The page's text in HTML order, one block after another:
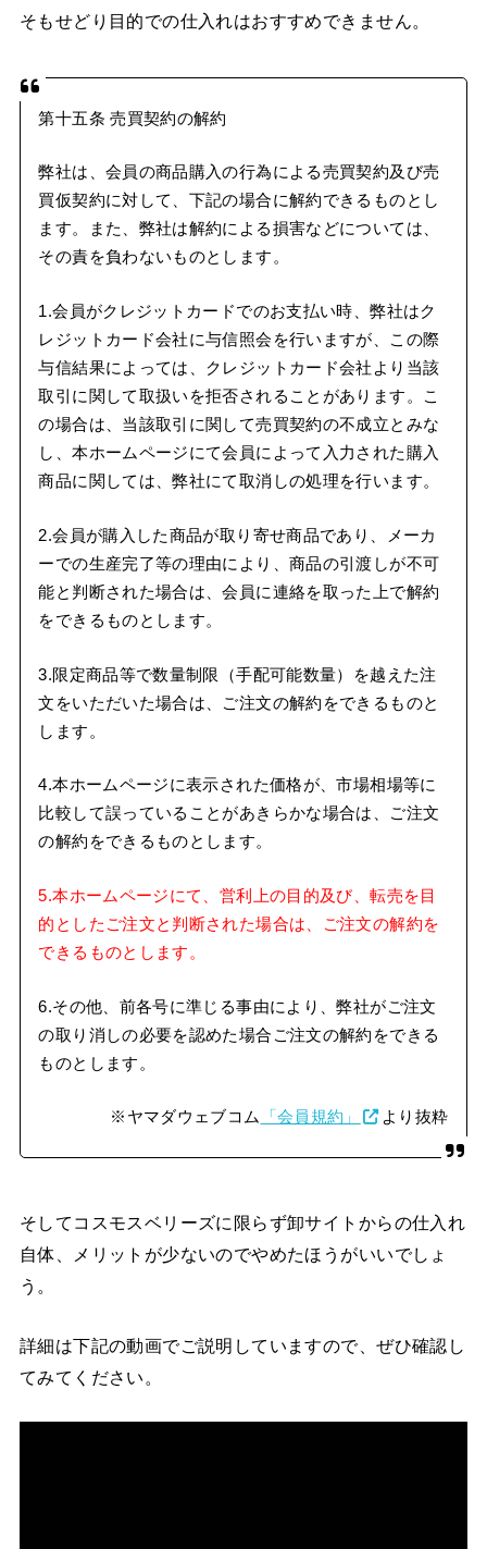
そもせどり目的での仕入れはおすすめできません。
第十五条 売買契約の解約
弊社は、会員の商品購入の行為による売買契約及び売
買仮契約に対して、下記の場合に解約できるものとし
ます。また、弊社は解約による損害などについては、
その責を負わないものとします。
1.会員がクレジットカードでのお支払い時、弊社はク
レジットカード会社に与信照会を行いますが、この際
与信結果によっては、クレジットカード会社より当該
取引に関して取扱いを拒否されることがあります。こ
の場合は、当該取引に関して売買契約の不成立とみな
し、本ホームページにて会員によって入力された購入
商品に関しては、弊社にて取消しの処理を行います。
2.会員が購入した商品が取り寄せ商品であり、メーカ
ーでの生産完了等の理由により、商品の引渡しが不可
能と判断された場合は、会員に連絡を取った上で解約
をできるものとします。
3.限定商品等で数量制限（手配可能数量）を越えた注
文をいただいた場合は、ご注文の解約をできるものと
します。
4.本ホームページに表示された価格が、市場相場等に
比較して誤っていることがあきらかな場合は、ご注文
の解約をできるものとします。
5.本ホームページにて、営利上の目的及び、転売を目
的としたご注文と判断された場合は、ご注文の解約を
できるものとします。
6.その他、前各号に準じる事由により、弊社がご注文
の取り消しの必要を認めた場合ご注文の解約をできる
ものとします。
※ヤマダウェブコム 「会員規約」 より抜粋
そしてコスモスベリーズに限らず卸サイトからの仕入れ
自体、メリットが少ないのでやめたほうがいいでしょ
う。
詳細は下記の動画でご説明していますので、ぜひ確認し
てみてください。